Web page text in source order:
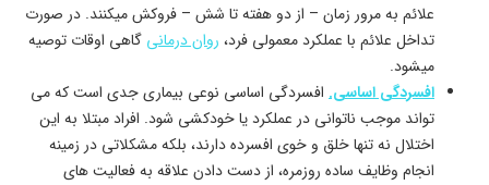
علائم به مرور زمان – از دو هفته تا شش – فروکش میکنند. در صورت
تداخل علائم با عملکرد معمولی فرد، روان درمانی گاهی اوقات توصیه
میشود.
افسردگی اساسی. افسردگی اساسی نوعی بیماری جدی است که می
تواند موجب ناتوانی در عملکرد یا خودکشی شود. افراد مبتلا به این
اختلال نه تنها خلق و خوی افسرده دارند، بلکه مشکلاتی در زمینه
انجام وظایف ساده روزمره، از دست دادن علاقه به فعالیت های